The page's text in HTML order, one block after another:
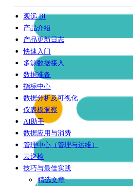
观远 BI
产品介绍
产品更新日志
快速入门
多源数据接入
数据准备
指标中心
数据分析及可视化
仪表板洞察
AI助手
数据应用与消费
管理中心（管理与运维）
云巡检
技巧与最佳实践
精选文章